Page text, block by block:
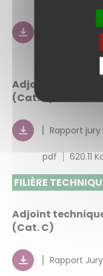
732.63
Rapport
676.82
Adjoint
(Cat. C)
Rapport
pdf 620.11
FILIÈRE
Adjoint
(Cat. C)
Rapport